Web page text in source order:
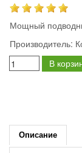
Мощный
Производитель:
В
Описание